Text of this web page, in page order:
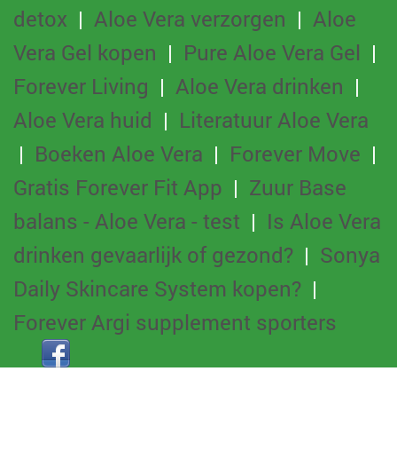
detox | Aloe Vera verzorgen | Aloe
Vera Gel kopen | Pure Aloe Vera Gel |
Forever Living | Aloe Vera drinken |
Aloe Vera huid | Literatuur Aloe Vera
| Boeken Aloe Vera | Forever Move |
Gratis Forever Fit App | Zuur Base
balans - Aloe Vera - test | Is Aloe Vera
drinken gevaarlijk of gezond? | Sonya
Daily Skincare System kopen? |
Forever Argi supplement sporters